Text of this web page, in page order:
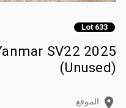
Lot 633
(Unused)
الموقع